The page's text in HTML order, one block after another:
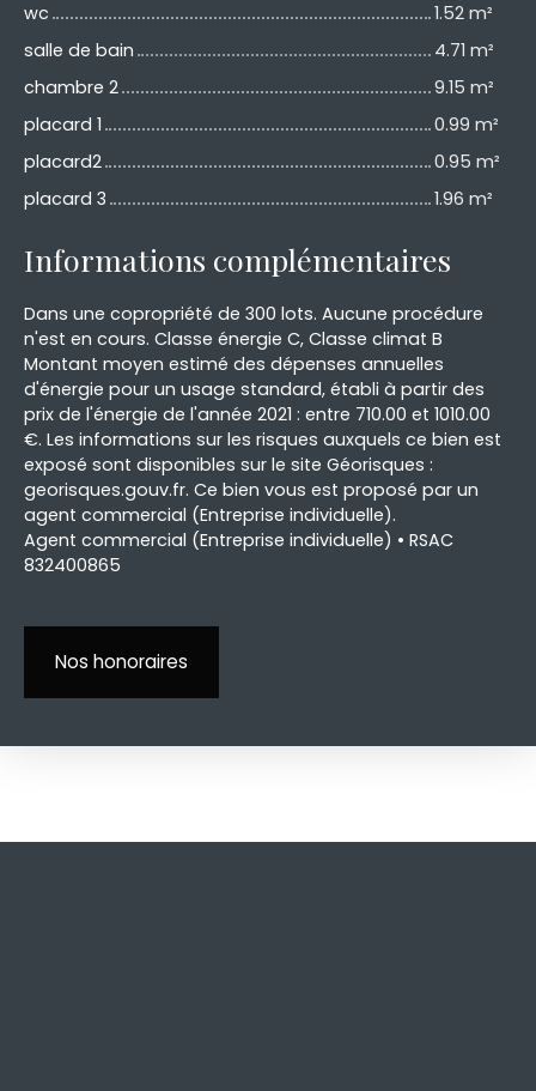
wc
1.52 m²
salle de bain
4.71 m²
chambre 2
9.15 m²
placard 1
0.99 m²
placard2
0.95 m²
placard 3
1.96 m²
Informations complémentaires
Dans une copropriété de 300 lots. Aucune procédure
n'est en cours. Classe énergie C, Classe climat B
Montant moyen estimé des dépenses annuelles
d'énergie pour un usage standard, établi à partir des
prix de l'énergie de l'année 2021 : entre 710.00 et 1010.00
€. Les informations sur les risques auxquels ce bien est
exposé sont disponibles sur le site Géorisques :
georisques.gouv.fr. Ce bien vous est proposé par un
agent commercial (Entreprise individuelle).
Agent commercial (Entreprise individuelle) • RSAC
832400865
Nos honoraires